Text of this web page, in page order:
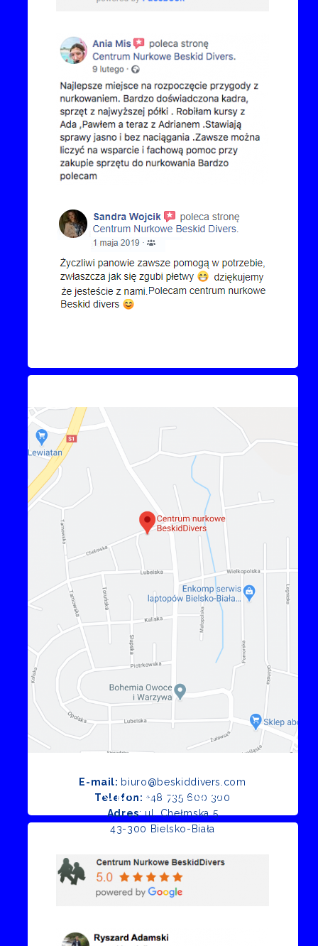
E-mail: biuro@beskiddivers.com
Telefon: +48 735 600 300
Adres: ul. Chełmska 5
43-300 Bielsko-Biała
Opinie Google